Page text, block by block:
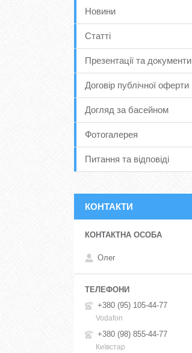
Новини
Статті
Презентації та документи
Договір публічної оферти
Догляд за басейном
Фотогалерея
Питання та відповіді
КОНТАКТИ
Олег
+380 (95) 105-44-77
Vodafon
+380 (98) 855-44-77
Київстар